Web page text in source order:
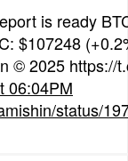
is ready
$107248
© 2025 https://
06:04PM
status/